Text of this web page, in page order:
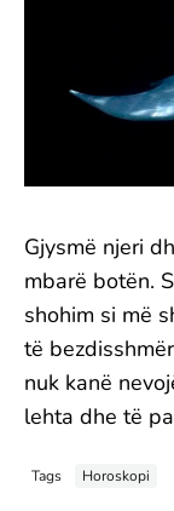
Gjysmë njeri
mbarë botën.
shohim si më
të
nuk kanë
lehta dhe të
Tags Horoskopi